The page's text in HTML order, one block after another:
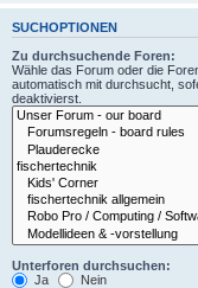
SUCHOPTIONEN
Zu durchsuchende Foren:
Wähle das Forum oder die
automatisch mit durchsucht,
deaktivierst.
Unterforen durchsuchen:
Ja
Nein